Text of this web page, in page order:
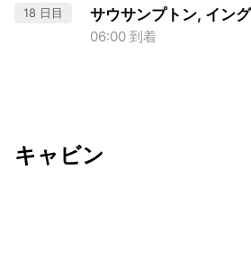
18 日目 サウサンプトン, イン
06:00 到着
キャビン